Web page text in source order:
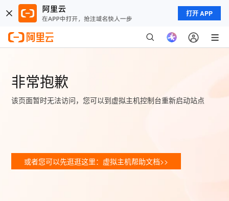
打开 APP
非常抱歉
该页面暂时无法访问，您可以到虚拟主机控制台重新启动站点
或者您可以先逛逛这里：虚拟主机帮助文档>>